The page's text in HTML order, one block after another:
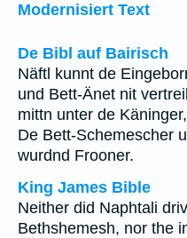
Modernisiert Text
De Bibl auf Bairisch
Näftl kunnt de
und Bett-Änet nit
mittn unter de
De Bett-Schemescher
wurdnd Frooner.
King James Bible
Neither did Naphtali
Bethshemesh, nor the